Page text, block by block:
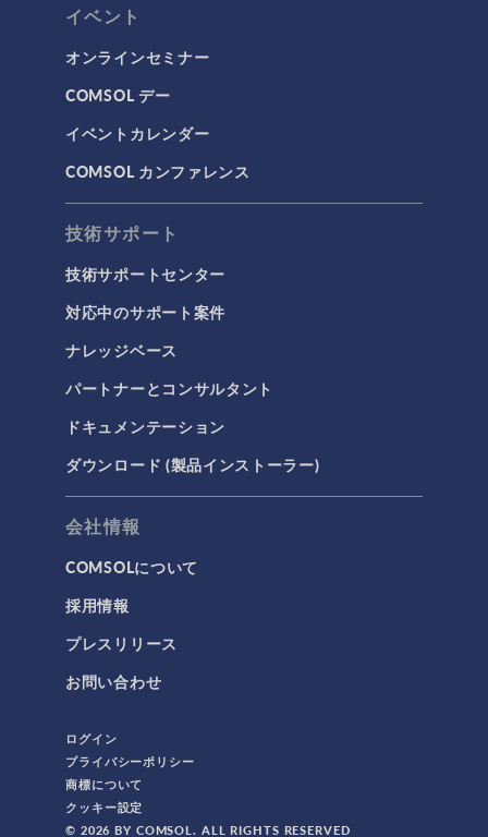
イベント
オンラインセミナー
COMSOL デー
イベントカレンダー
COMSOL カンファレンス
技術サポート
技術サポートセンター
対応中のサポート案件
ナレッジベース
パートナーとコンサルタント
ドキュメンテーション
ダウンロード (製品インストーラー)
会社情報
COMSOLについて
採用情報
プレスリリース
お問い合わせ
ログイン
プライバシーポリシー
商標について
クッキー設定
© 2026 BY COMSOL. ALL RIGHTS RESERVED